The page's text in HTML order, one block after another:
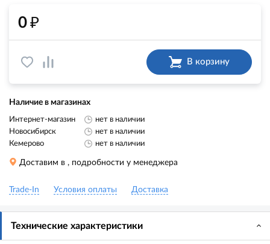
0₽
В корзину
Наличие в магазинах
Интернет-магазин
нет в наличии
Новосибирск
нет в наличии
Кемерово
нет в наличии
Доставим в , подробности у менеджера
Trade-In Условия оплаты Доставка
Технические характеристики